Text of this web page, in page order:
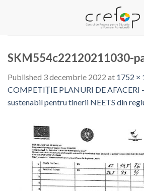
SKM554c22120211030-
Published 3 decembrie 2022 at 1752 ×
COMPETIȚIE PLANURI DE AFACERI
sustenabil pentru tinerii NEETS din